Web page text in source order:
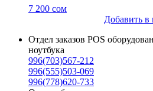
7 200 сом
Добавить в
Отдел заказов POS
ноутбука
996(703)567-212
996(555)503-069
996(778)620-733